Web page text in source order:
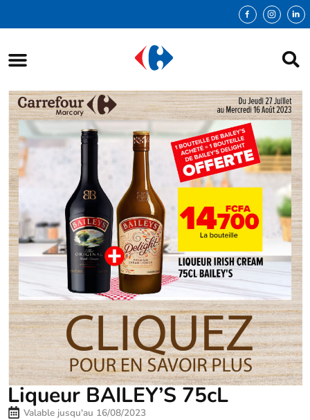
Liqueur BAILEY’S 75cL
Valable jusqu'au 16/08/2023